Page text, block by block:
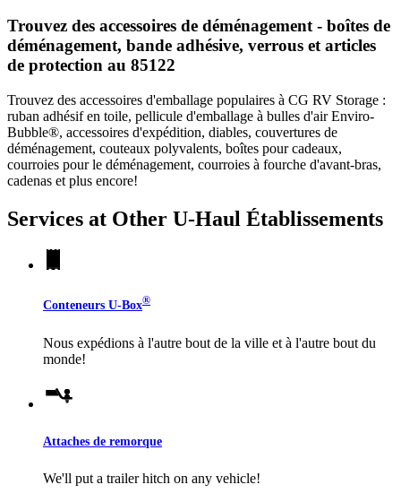
Trouvez des accessoires de déménagement - boîtes de
déménagement, bande adhésive, verrous et articles
de protection au 85122
Trouvez des accessoires d'emballage populaires à CG RV Storage :
ruban adhésif en toile, pellicule d'emballage à bulles d'air Enviro-
Bubble®, accessoires d'expédition, diables, couvertures de
déménagement, couteaux polyvalents, boîtes pour cadeaux,
courroies pour le déménagement, courroies à fourche d'avant-bras,
cadenas et plus encore!
Services at Other U-Haul Établissements
Conteneurs U-Box®
Nous expédions à l'autre bout de la ville et à l'autre bout du
monde!
Attaches de remorque
We'll put a trailer hitch on any vehicle!